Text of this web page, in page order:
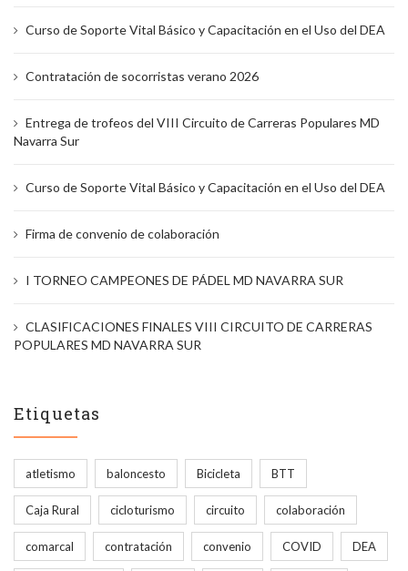
Curso de Soporte Vital Básico y Capacitación en el Uso del DEA
Contratación de socorristas verano 2026
Entrega de trofeos del VIII Circuito de Carreras Populares MD
Navarra Sur
Curso de Soporte Vital Básico y Capacitación en el Uso del DEA
Firma de convenio de colaboración
I TORNEO CAMPEONES DE PÁDEL MD NAVARRA SUR
CLASIFICACIONES FINALES VIII CIRCUITO DE CARRERAS
POPULARES MD NAVARRA SUR
Etiquetas
atletismo baloncesto Bicicleta BTT
Caja Rural cicloturismo circuito colaboración
comarcal contratación convenio COVID DEA